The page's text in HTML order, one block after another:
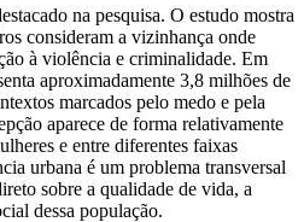
na pesquisa. O estudo mostra
consideram a vizinhança onde
à violência e criminalidade. Em
aproximadamente 3,8 milhões de
marcados pelo medo e pela
aparece de forma relativamente
e entre diferentes faixas
urbana é um problema transversal
sobre a qualidade de vida, a
dessa população.